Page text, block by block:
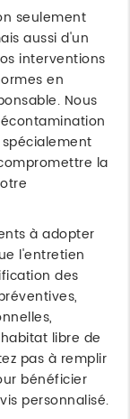
seulement
aussi d'un
interventions
en
Nous
la
à adopter
l'entretien
des
libre de
pas à remplir
bénéficier
personnalisé.